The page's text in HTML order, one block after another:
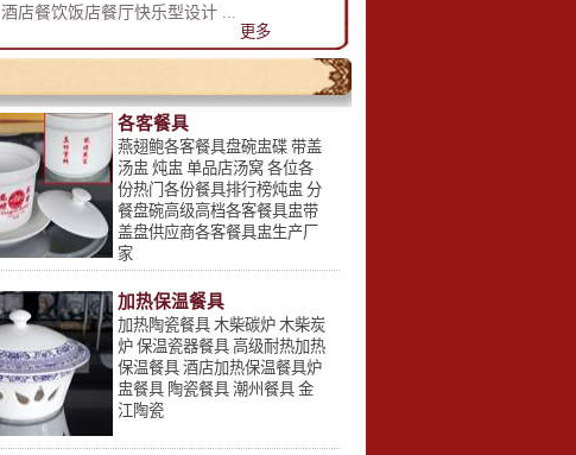
酒店餐饮饭店餐厅快乐型设计 ...
更多
各客餐具
燕翅鲍各客餐具盘碗盅碟 带盖
汤盅 炖盅 单品店汤窝 各位各
份热门各份餐具排行榜炖盅 分
餐盘碗高级高档各客餐具盅带
盖盘供应商各客餐具盅生产厂
家
加热保温餐具
加热陶瓷餐具 木柴碳炉 木柴炭
炉 保温瓷器餐具 高级耐热加热
保温餐具 酒店加热保温餐具炉
盅餐具 陶瓷餐具 潮州餐具 金
江陶瓷